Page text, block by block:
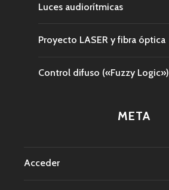
Luces audiorítmicas
Proyecto LASER y fibra óptica
Control difuso («Fuzzy Logic»)
META
Acceder